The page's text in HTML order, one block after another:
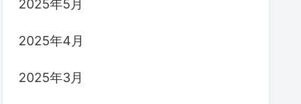
2025年5月
2025年4月
2025年3月